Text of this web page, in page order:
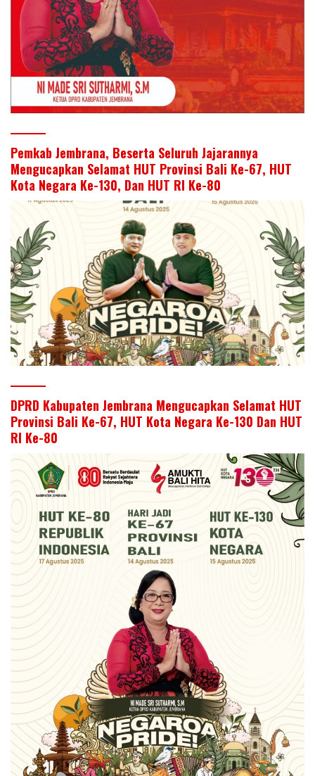
Pemkab Jembrana, Beserta Seluruh Jajarannya
Mengucapkan Selamat HUT Provinsi Bali Ke-67, HUT
Kota Negara Ke-130, Dan HUT RI Ke-80
DPRD Kabupaten Jembrana Mengucapkan Selamat HUT
Provinsi Bali Ke-67, HUT Kota Negara Ke-130 Dan HUT
RI Ke-80